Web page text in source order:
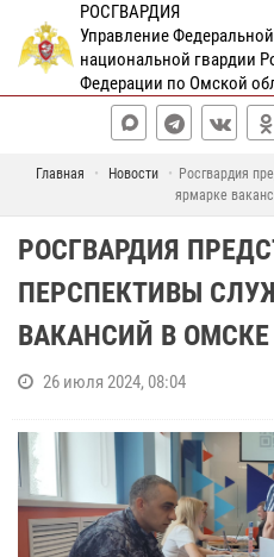
РОСГВАРДИЯ
Управление
национальной гвардии
Федерации по Омской
Главная Новости
Росгвардия
ярмарке
РОСГВАРДИЯ
ПЕРСПЕКТИВЫ
ВАКАНСИЙ В ОМСКЕ
26 июля 2024, 08:04